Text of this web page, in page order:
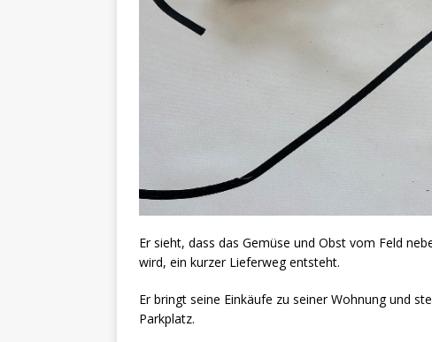
Er sieht, dass das Gemüse und Obst vom Feld
wird, ein kurzer Lieferweg entsteht.
Er bringt seine Einkäufe zu seiner Wohnung und
Parkplatz.